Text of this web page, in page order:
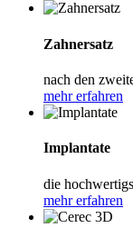
Zahnersatz
nach den
mehr erfahren
Implantate
die
mehr erfahren